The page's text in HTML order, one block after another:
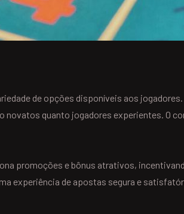
de opções disponíveis aos
quanto jogadores experientes. O
promoções e bônus atrativos,
experiência de apostas segura e